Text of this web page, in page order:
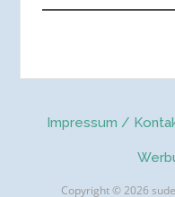
Impressum /
Copyright © 2026